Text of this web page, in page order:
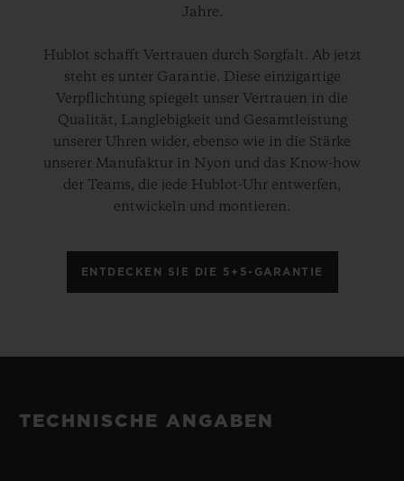
Jahre.
Hublot schafft Vertrauen durch Sorgfalt. Ab jetzt
steht es unter Garantie. Diese einzigartige
Verpflichtung spiegelt unser Vertrauen in die
Qualität, Langlebigkeit und Gesamtleistung
unserer Uhren wider, ebenso wie in die Stärke
unserer Manufaktur in Nyon und das Know-how
der Teams, die jede Hublot-Uhr entwerfen,
entwickeln und montieren.
ENTDECKEN SIE DIE 5+5-GARANTIE
TECHNISCHE ANGABEN